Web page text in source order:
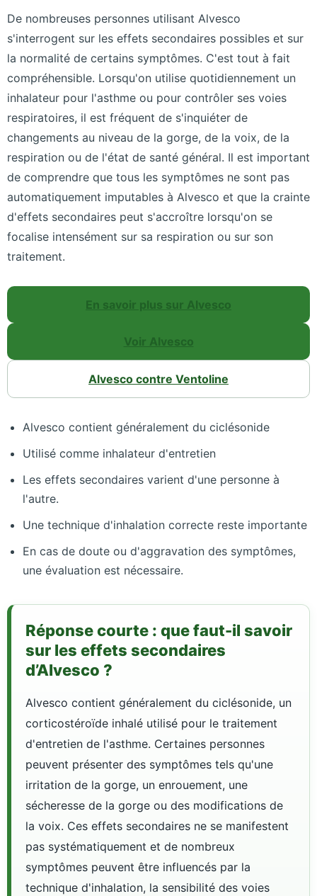
De nombreuses personnes utilisant Alvesco
s'interrogent sur les effets secondaires possibles et sur
la normalité de certains symptômes. C'est tout à fait
compréhensible. Lorsqu'on utilise quotidiennement un
inhalateur pour l'asthme ou pour contrôler ses voies
respiratoires, il est fréquent de s'inquiéter de
changements au niveau de la gorge, de la voix, de la
respiration ou de l'état de santé général. Il est important
de comprendre que tous les symptômes ne sont pas
automatiquement imputables à Alvesco et que la crainte
d'effets secondaires peut s'accroître lorsqu'on se
focalise intensément sur sa respiration ou sur son
traitement.
En savoir plus sur Alvesco
Voir Alvesco
Alvesco contre Ventoline
Alvesco contient généralement du ciclésonide
Utilisé comme inhalateur d'entretien
Les effets secondaires varient d'une personne à
l'autre.
Une technique d'inhalation correcte reste importante
En cas de doute ou d'aggravation des symptômes,
une évaluation est nécessaire.
Réponse courte : que faut-il savoir
sur les effets secondaires
d’Alvesco ?
Alvesco contient généralement du ciclésonide, un
corticostéroïde inhalé utilisé pour le traitement
d'entretien de l'asthme. Certaines personnes
peuvent présenter des symptômes tels qu'une
irritation de la gorge, un enrouement, une
sécheresse de la gorge ou des modifications de
la voix. Ces effets secondaires ne se manifestent
pas systématiquement et de nombreux
symptômes peuvent être influencés par la
technique d'inhalation, la sensibilité des voies